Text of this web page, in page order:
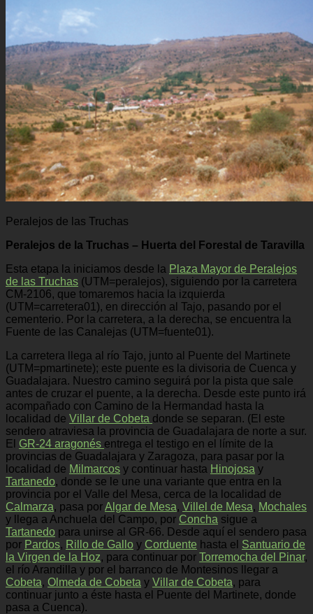
Peralejos de las Truchas
Peralejos de la Truchas – Huerta del Forestal de Taravilla
Esta etapa la iniciamos desde la Plaza Mayor de Peralejos
de las Truchas (UTM=peralejos), siguiendo por la carretera
CM-2106, que tomaremos hacia la izquierda
(UTM=carretera01), en dirección al Tajo, pasando por el
cementerio. Por la carretera, a la derecha, se encuentra la
Fuente de las Canalejas (UTM=fuente01).
La carretera llega al río Tajo, junto al Puente del Martinete
(UTM=pmartinete); este puente es la divisoria de Cuenca y
Guadalajara. Nuestro camino seguirá por la pista que sale
antes de cruzar el puente, a la derecha. Desde este punto irá
acompañado con Camino de la Hermandad hasta la
localidad de Villar de Cobeta donde se separan. (El este
sendero atraviesa la provincia de Guadalajara de norte a sur.
El GR-24 aragonés entrega el testigo en el límite de la
provincias de Guadalajara y Zaragoza, para pasar por la
localidad de Milmarcos y continuar hasta Hinojosa y
Tartanedo, donde se le une una variante que entra en la
provincia por el Valle del Mesa, cerca de la localidad de
Calmarza, pasa porAlgar de Mesa, Villel de Mesa, Mochales
y llega a Anchuela del Campo, por Concha sigue a
Tartanedo para unirse al GR-66. Desde aquí el sendero pasa
por Pardos, Rillo de Gallo y Corduente hasta el Santuario de
la Virgen de la Hoz, para continuar por Torremocha del Pinar,
el río Arandilla y por el barranco de Montesinos llegar a
Cobeta, Olmeda de Cobeta y Villar de Cobeta, para
continuar junto a éste hasta el Puente del Martinete, donde
pasa a Cuenca).